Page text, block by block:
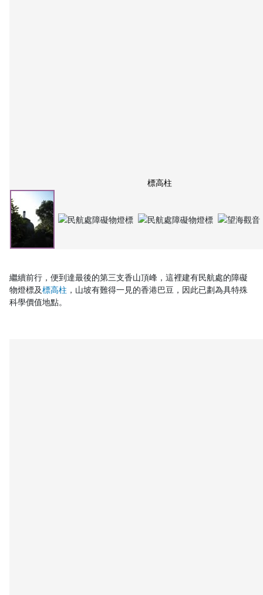
標高柱
繼續前行，便到達最後的第三支香山頂峰，這裡建有民航處的障礙
物燈標及標高柱 ，山坡有難得一見的香港巴豆，因此已劃為具特殊
科學價值地點。